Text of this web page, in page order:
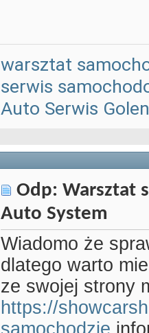
warsztat
serwis
Auto Serwis
Odp: Warsztat
Auto System
Wiadomo że
dlatego warto
ze swojej strony
https://